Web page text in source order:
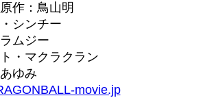
作：鳥山明
シンチー
ムジー
・マクラクラン
ゆみ
movie.jp